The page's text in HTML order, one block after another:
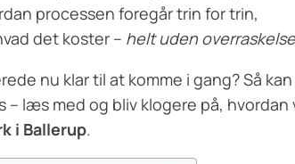
processen foregår trin for trin,
det koster – helt uden
nu klar til at komme i gang? Så
– læs med og bliv klogere på, hvordan
i Ballerup.